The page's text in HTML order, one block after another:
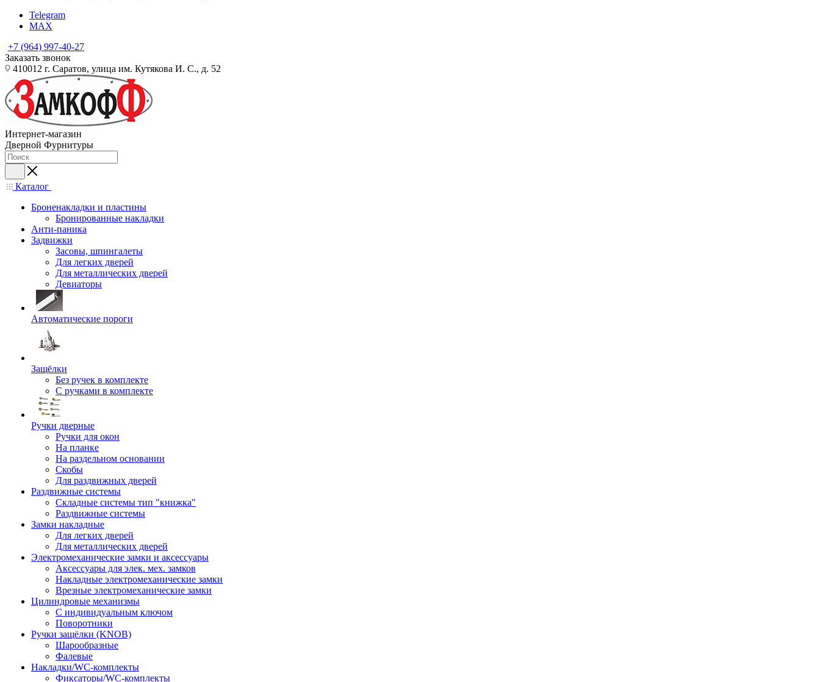
Telegram
MAX
+7 (964) 997-40-27
Заказать звонок
410012 г. Саратов, улица им. Кутякова И. С., д. 52
Интернет-магазин
Дверной Фурнитуры
Каталог
Броненакладки и пластины
Бронированные накладки
Анти-паника
Задвижки
Засовы, шпингалеты
Для легких дверей
Для металлических дверей
Девиаторы
Автоматические пороги
Защёлки
Без ручек в комплекте
С ручками в комплекте
Ручки дверные
Ручки для окон
На планке
На раздельном основании
Скобы
Для раздвижных дверей
Раздвижные системы
Складные системы тип "книжка"
Раздвижные системы
Замки накладные
Для легких дверей
Для металлических дверей
Электромеханические замки и аксессуары
Аксессуары для элек. мех. замков
Накладные электромеханические замки
Врезные электромеханические замки
Цилиндровые механизмы
С индивидуальным ключом
Поворотники
Ручки защёлки (KNOB)
Шарообразные
Фалевые
Накладки/WC-комплекты
Фиксаторы/WC-комплекты